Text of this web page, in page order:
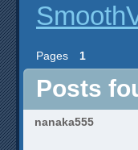
Pages 1
Posts
nanaka555